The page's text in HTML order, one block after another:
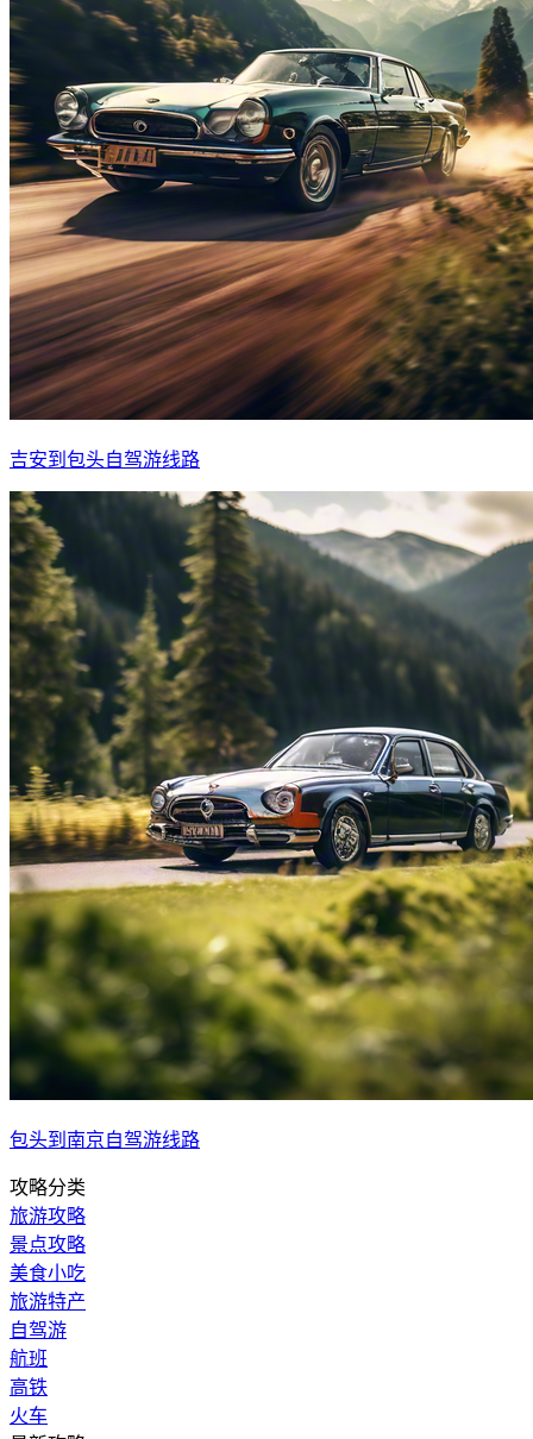
吉安到包头自驾游线路
包头到南京自驾游线路
攻略分类
旅游攻略
景点攻略
美食小吃
旅游特产
自驾游
航班
高铁
火车